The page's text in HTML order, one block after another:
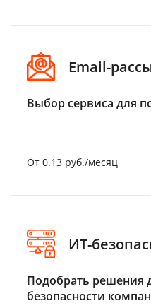
Email-
Выбор сервиса для
От 0.13 руб./месяц
ИТ-
Подобрать решения
безопасности